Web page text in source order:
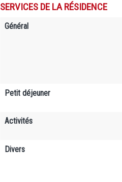
SERVICES DE LA RÉSIDENCE
Général
Petit déjeuner
Activités
Divers